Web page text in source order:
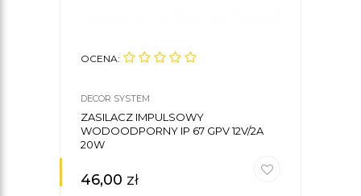
OCENA:
DECOR SYSTEM
ZASILACZ IMPULSOWY
WODOODPORNY IP 67 GPV 12V/2A
20W
46,00 zł